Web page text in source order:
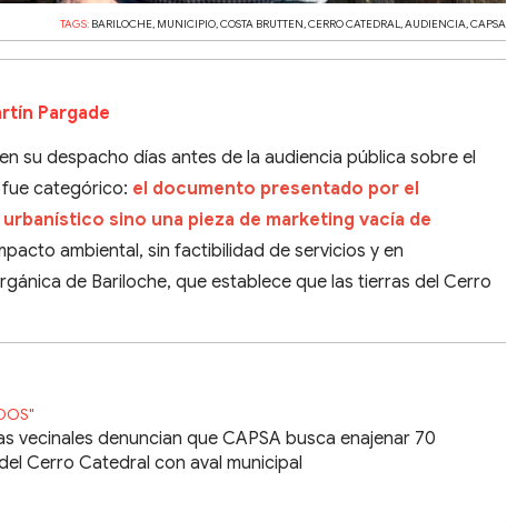
TAGS: BARILOCHE, MUNICIPIO,COSTA BRUTTEN,CERRO CATEDRAL,AUDIENCIA,CAPSA
Pargade
su despacho días antes de la audiencia pública sobre el
categórico: el documento presentado por el
sino una pieza de marketing vacía de
ambiental, sin factibilidad de servicios y en
de Bariloche, que establece que las tierras del Cerro
vecinales denuncian que CAPSA busca enajenar 70
Cerro Catedral con aval municipal